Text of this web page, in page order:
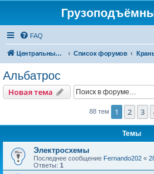
FAQ
Центральный сайт Список форумов
Альбатрос
Новая тема
88 тем 1 2 3
Темы
Электросхемы
Последнее сообщение Fernando202 «
Ответы: 1